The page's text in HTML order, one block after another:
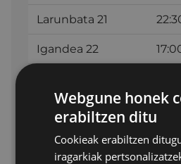
Larunbata 21
Igandea 22
Astelehena 23
Fitxa teknikoa
Webgune honek
erabiltzen ditu
Cookieak erabiltzen
iragarkiak